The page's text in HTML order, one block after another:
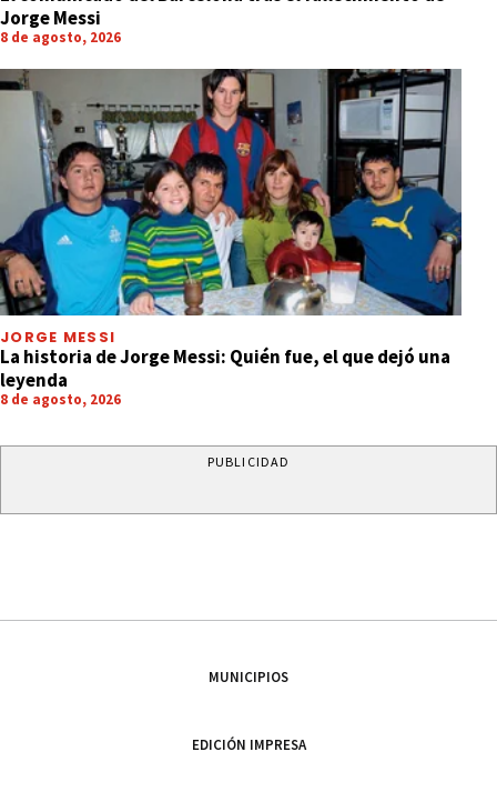
Jorge Messi
8 de agosto, 2026
JORGE MESSI
La historia de Jorge Messi: Quién fue, el que dejó una
leyenda
8 de agosto, 2026
PUBLICIDAD
MUNICIPIOS
EDICIÓN IMPRESA